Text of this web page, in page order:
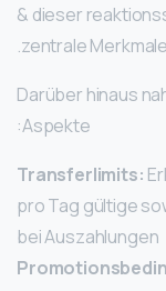
& dieser
zentrale Merkmale.
Darüber hinaus
Aspekte:
Transferlimits:
pro Tag gültige
bei Auszahlungen